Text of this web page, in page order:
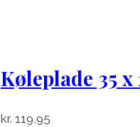
Køleplade 35 x
kr. 119,95